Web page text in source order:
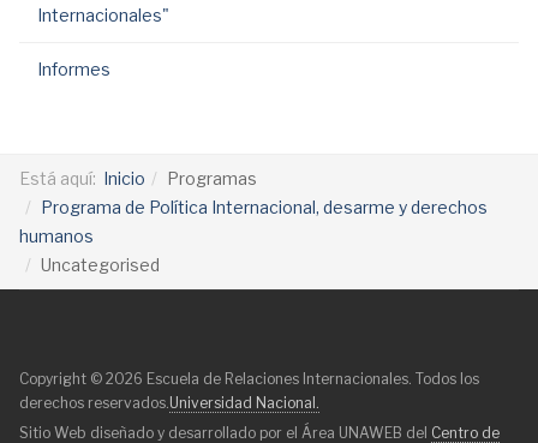
Internacionales"
Informes
Está aquí: Inicio
Programas
Programa de Política Internacional, desarme y derechos
humanos
Uncategorised
Copyright © 2026 Escuela de Relaciones Internacionales. Todos los
derechos reservados.Universidad Nacional.
Sitio Web diseñado y desarrollado por el Área UNAWEB del Centro de